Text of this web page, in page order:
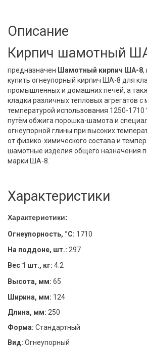
Описание
Кирпич шамотный
предназначен Шамотный кирпич ША-8,
купить огнеупорный кирпич ША-8 для
промышленных и домашних печей, а
кладки различных тепловых агрегатов с
температурой использования 1250-1710
путём обжига порошка-шамота и
огнеупорной глины при высоких
от физико-химического состава и
шамотные изделия общего назначения
марки ША-8.
Характеристики
Характеристики:
Огнеупорность, °С: 1710
На поддоне, шт.: 297
Вес 1 шт., кг: 4.2
Высота, мм: 65
Ширина, мм: 124
Длина, мм: 250
Форма: Стандартный
Вид: Огнеупорный